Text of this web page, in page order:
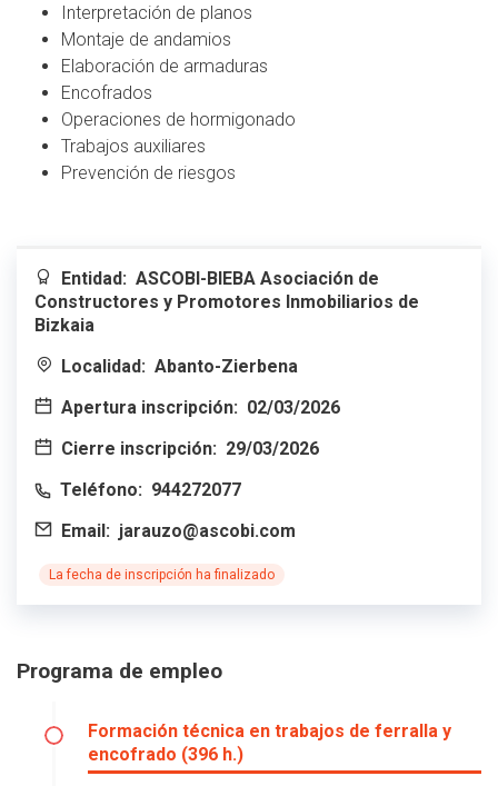
Interpretación de planos
Montaje de andamios
Elaboración de armaduras
Encofrados
Operaciones de hormigonado
Trabajos auxiliares
Prevención de riesgos
Entidad: ASCOBI-BIEBA Asociación de
Constructores y Promotores Inmobiliarios de
Bizkaia
Localidad: Abanto-Zierbena
Apertura inscripción: 02/03/2026
Cierre inscripción: 29/03/2026
Teléfono: 944272077
Email: jarauzo@ascobi.com
La fecha de inscripción ha finalizado
Programa de empleo
Formación técnica en trabajos de ferralla y
encofrado (396 h.)